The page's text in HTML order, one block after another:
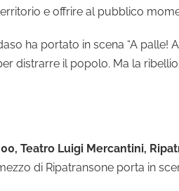
e offrire al pubblico
ha portato in scena “A
distrarre il popolo. Ma la
Teatro Luigi Mercantini,
di Ripatransone porta in